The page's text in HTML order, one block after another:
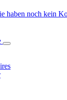
haben noch kein